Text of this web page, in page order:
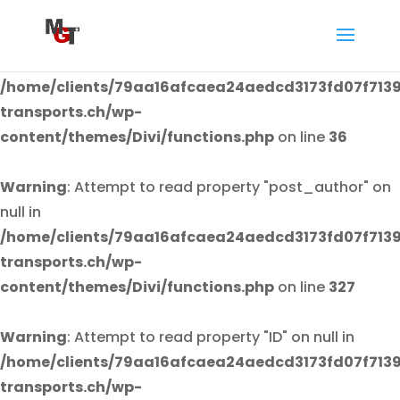
Warning: Attempt to read property "post_author" on
/home/clients/
transports.ch/wp-
content/themes/Divi/functions.php on line 36
Warning: Attempt to read property "post_author" on
null in
/home/clients/
transports.ch/wp-
content/themes/Divi/functions.php on line 327
Warning: Attempt to read property "ID" on null in
/home/clients/
transports.ch/wp-